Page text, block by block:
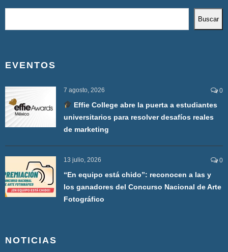
Buscar
EVENTOS
7 agosto, 2026 0
Effie College abre la puerta a estudiantes
universitarios para resolver desafíos reales
de marketing
13 julio, 2026 0
“En equipo está chido”: reconocen a las y
los ganadores del Concurso Nacional de Arte
Fotográfico
NOTICIAS